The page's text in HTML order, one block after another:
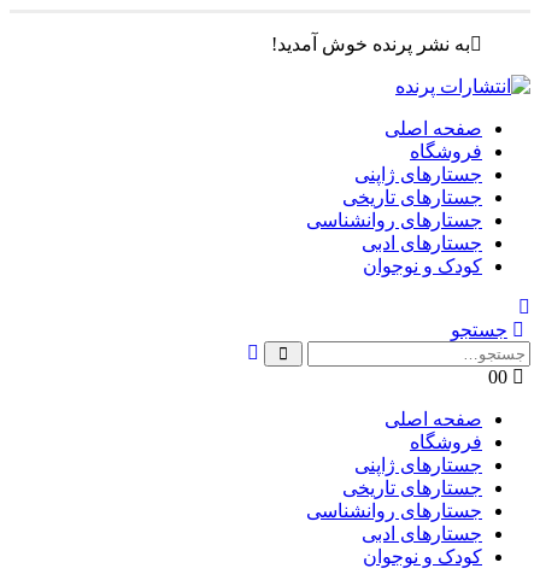
به نشر پرنده خوش آمدید!
صفحه اصلی
فروشگاه
جستارهای ژاپنی
جستارهای تاریخی
جستارهای روانشناسی
جستارهای ادبی
کودک و نوجوان
جستجو
00
صفحه اصلی
فروشگاه
جستارهای ژاپنی
جستارهای تاریخی
جستارهای روانشناسی
جستارهای ادبی
کودک و نوجوان